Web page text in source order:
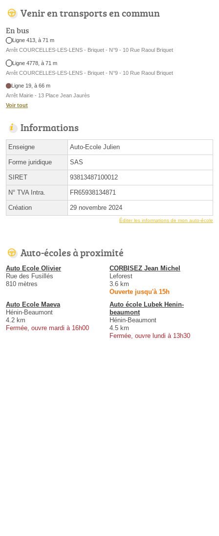
Venir en transports en commun
En bus
Ligne 413, à 71 m
Arrêt COURCELLES-LES-LENS - Briquet - N°9 - 10 Rue Raoul Briquet
Ligne 4778, à 71 m
Arrêt COURCELLES-LES-LENS - Briquet - N°9 - 10 Rue Raoul Briquet
Ligne 19, à 66 m
Arrêt Mairie - 13 Place Jean Jaurès
Voir tout
Informations
Enseigne Auto-Ecole Julien
Forme juridique SAS
SIRET 93813487100012
N° TVA Intra. FR65938134871
Création 29 novembre 2024
Éditer les informations de mon auto-école
Auto-écoles à proximité
Auto Ecole Olivier
Rue des Fusillés
810 mètres
CORBISEZ Jean Michel
Leforest
3.6 km
Ouverte jusqu'à 15h
Auto Ecole Maeva
Hénin-Beaumont
4.2 km
Fermée, ouvre mardi à 16h00
Auto école Lubek Henin-
beaumont
Hénin-Beaumont
4.5 km
Fermée, ouvre lundi à 13h30